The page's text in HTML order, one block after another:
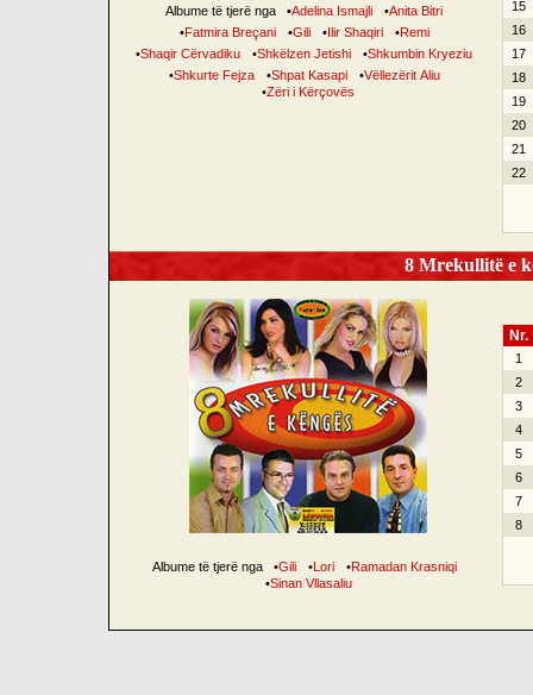
Albume të tjerë nga •Adelina Ismajli •Anita Bitri
•Fatmira Breçani •Gili •Ilir Shaqiri •Remi
•Shaqir Cërvadiku •Shkëlzen Jetishi •Shkumbin Kryeziu
•Shkurte Fejza •Shpat Kasapi •Vëllezërit Aliu
•Zëri i Kërçovës
15
16
17
18
19
20
21
22
8 Mrekullitë e
Albume të tjerë nga •Gili •Lori •Ramadan Krasniqi
•Sinan Vllasaliu
Nr.
1
2
3
4
5
6
7
8